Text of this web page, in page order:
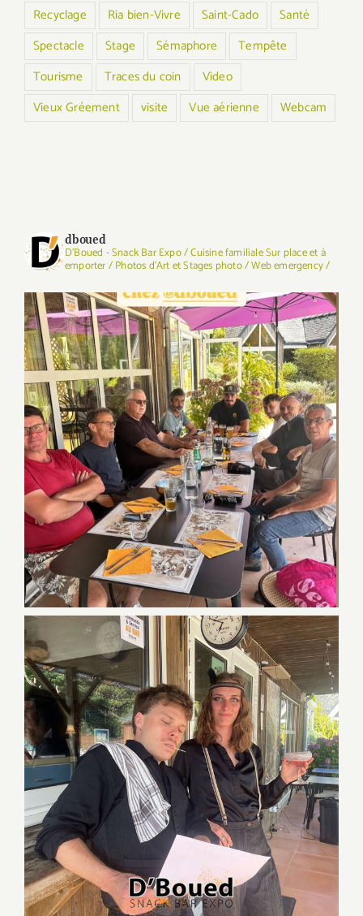
Recyclage
Ria bien-Vivre Saint-Cado
Santé
Spectacle
Stage Sémaphore
Tempête
Tourisme
Traces du coin
Video
Vieux Gréement
visite Vue aérienne Webcam
dboued
D'Boued - Snack Bar Expo / Cuisine familiale Sur place et à
emporter / Photos d'Art et Stages photo / Web emergency /